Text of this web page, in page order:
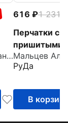
Измайлов Александр
616 1 231
Перчатки с
пришитыми
пальцами
РуДа
В корзину